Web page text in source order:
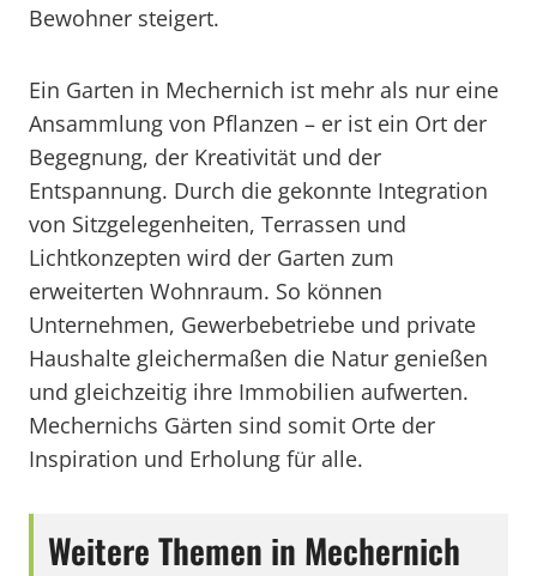
Bewohner steigert.
Ein Garten in Mechernich ist mehr als nur eine
Ansammlung von Pflanzen – er ist ein Ort der
Begegnung, der Kreativität und der
Entspannung. Durch die gekonnte Integration
von Sitzgelegenheiten, Terrassen und
Lichtkonzepten wird der Garten zum
erweiterten Wohnraum. So können
Unternehmen, Gewerbebetriebe und private
Haushalte gleichermaßen die Natur genießen
und gleichzeitig ihre Immobilien aufwerten.
Mechernichs Gärten sind somit Orte der
Inspiration und Erholung für alle.
Weitere Themen in Mechernich